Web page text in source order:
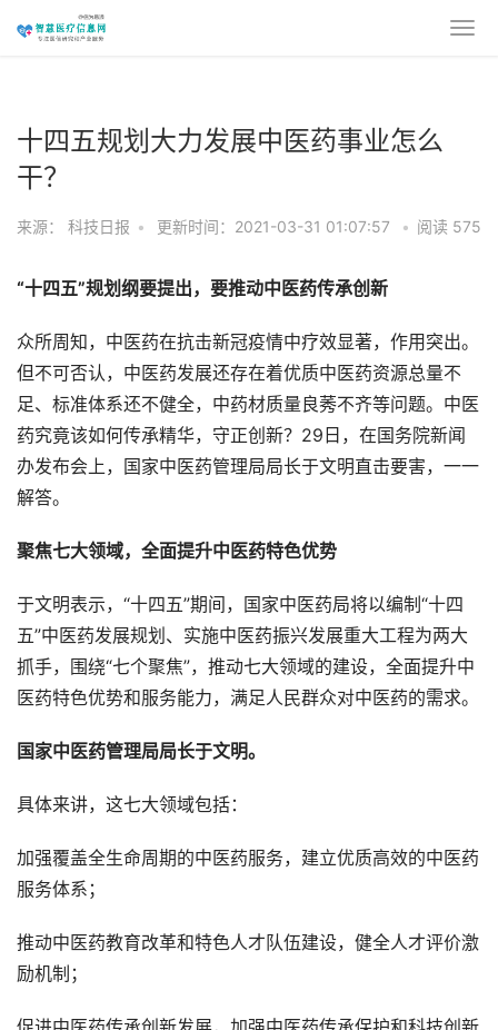
十四五规划大力发展中医药事业怎么
干？
来源： 科技日报 • 更新时间：2021-03-31 01:07:57 • 阅读 575
“十四五”规划纲要提出，要推动中医药传承创新
众所周知，中医药在抗击新冠疫情中疗效显著，作用突出。
但不可否认，中医药发展还存在着优质中医药资源总量不
足、标准体系还不健全，中药材质量良莠不齐等问题。中医
药究竟该如何传承精华，守正创新？29日，在国务院新闻
办发布会上，国家中医药管理局局长于文明直击要害，一一
解答。
聚焦七大领域，全面提升中医药特色优势
于文明表示，“十四五”期间，国家中医药局将以编制“十四
五”中医药发展规划、实施中医药振兴发展重大工程为两大
抓手，围绕“七个聚焦”，推动七大领域的建设，全面提升中
医药特色优势和服务能力，满足人民群众对中医药的需求。
国家中医药管理局局长于文明。
具体来讲，这七大领域包括：
加强覆盖全生命周期的中医药服务，建立优质高效的中医药
服务体系；
推动中医药教育改革和特色人才队伍建设，健全人才评价激
励机制；